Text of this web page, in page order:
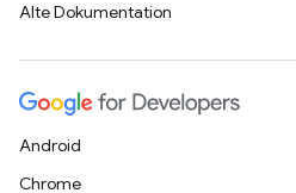
Alte Dokumentation
Android
Chrome